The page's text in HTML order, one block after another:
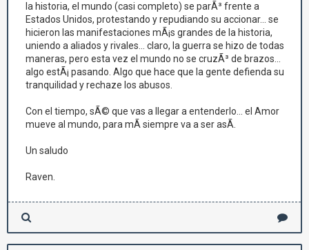
la historia, el mundo (casi completo) se parÃ³ frente a
Estados Unidos, protestando y repudiando su accionar... se
hicieron las manifestaciones mÃ¡s grandes de la historia,
uniendo a aliados y rivales... claro, la guerra se hizo de todas
maneras, pero esta vez el mundo no se cruzÃ³ de brazos...
algo estÃ¡ pasando. Algo que hace que la gente defienda su
tranquilidad y rechaze los abusos.
Con el tiempo, sÃ© que vas a llegar a entenderlo... el Amor
mueve al mundo, para mÃ­ siempre va a ser asÃ­.
Un saludo
Raven.